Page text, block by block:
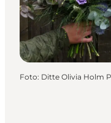
Foto: Ditte Olivia Holm